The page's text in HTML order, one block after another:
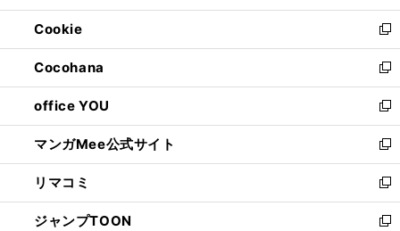
開
く
ウ
で
開
く
ン
ド
ウ
で
開
く
ウ
ィ
ン
ド
ウ
で
開
く
Cookie
新
し
い
ウ
ィ
ン
ド
ウ
で
開
く
Cocohana
新
し
い
ウ
ィ
ン
ド
ウ
で
office YOU
新
し
い
ウ
ィ
ン
ド
マンガMee公式サイト
新
し
い
ウ
ィ
リマコミ
新
し
い
ジャンプTOON
新